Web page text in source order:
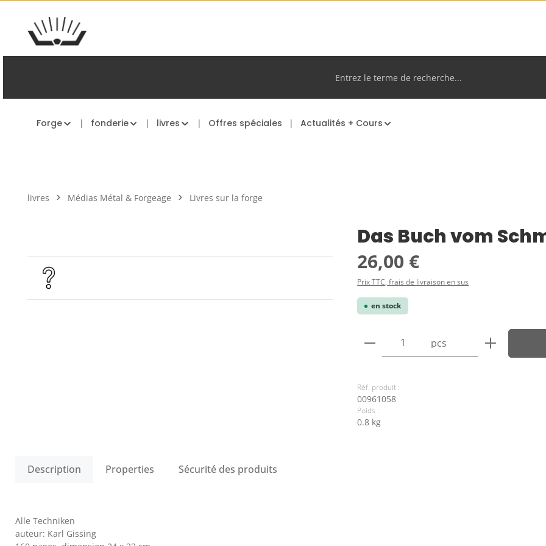
au contenu principal
Passer à la navigation principale
Forge fonderie livres Offres spéciales Actualités + Cours
livres Médias Métal & Forgeage Livres sur la forge
Das Buch vom
Prix régulier :
26,00 €
Prix TTC, frais de livraison en sus
en stock
Quantité de produit :
pcs
Réf. produit :
00961058
Poids :
0.8 kg
Description Properties Sécurité des produits
Alle Techniken
auteur: Karl Gissing